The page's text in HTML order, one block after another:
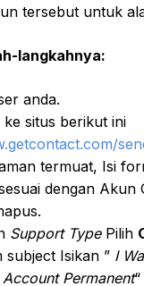
tersebut untuk
langkahnya:
anda.
ke situs berikut ini
termuat, Isi
dengan Akun
Support TypePilih
subject Isikan ” I
Permanent“